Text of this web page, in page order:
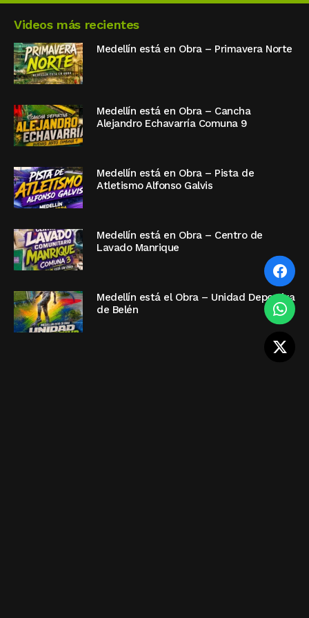
Videos más recientes
Medellín está en Obra – Primavera Norte
Medellín está en Obra – Cancha
Alejandro Echavarría Comuna 9
Medellín está en Obra – Pista de
Atletismo Alfonso Galvis
Medellín está en Obra – Centro de
Lavado Manrique
Medellín está el Obra – Unidad Deportiva
de Belén